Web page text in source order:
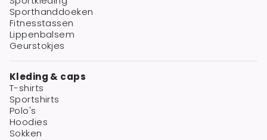
Sporthanddoeken
Fitnesstassen
Lippenbalsem
Geurstokjes
Kleding & caps
T-shirts
Sportshirts
Polo's
Hoodies
Sokken